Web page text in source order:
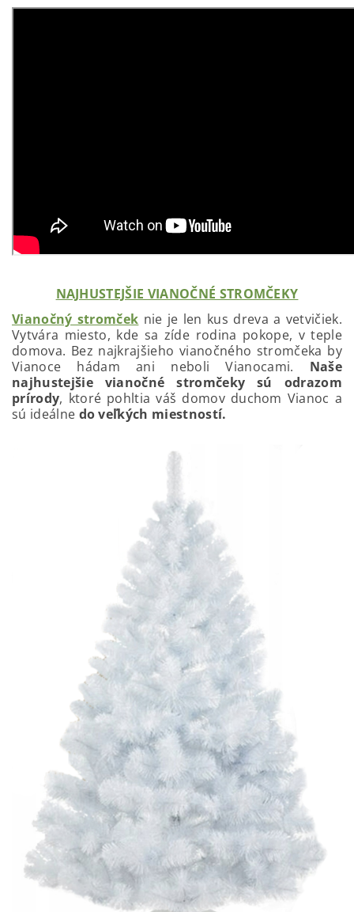
NAJHUSTEJŠIE VIANOČNÉ STROMČEKY
Vianočný stromček nie je len kus dreva a vetvičiek.
Vytvára miesto, kde sa zíde rodina pokope, v teple
domova. Bez najkrajšieho vianočného stromčeka by
Vianoce hádam ani neboli Vianocami. Naše
najhustejšie vianočné stromčeky sú odrazom
prírody, ktoré pohltia váš domov duchom Vianoc a
sú ideálne do veľkých miestností.